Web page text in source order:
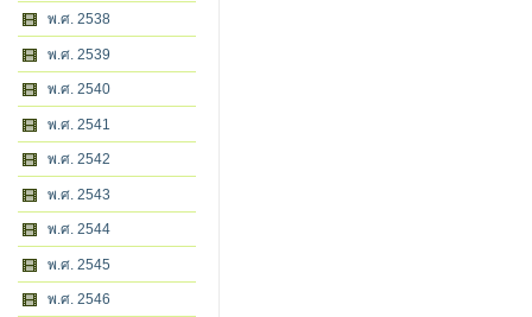
พ.ศ. 2538
พ.ศ. 2539
พ.ศ. 2540
พ.ศ. 2541
พ.ศ. 2542
พ.ศ. 2543
พ.ศ. 2544
พ.ศ. 2545
พ.ศ. 2546